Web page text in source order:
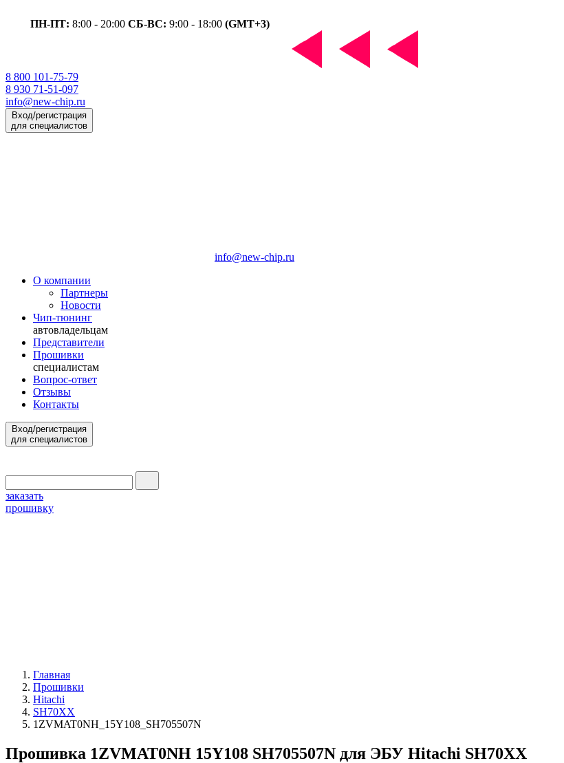
ПН-ПТ: 8:00 - 20:00 СБ-ВС: 9:00 - 18:00 (GMT+3)
8 800 101-75-79
8 930 71-51-097
info@new-chip.ru
Вход/регистрация
для специалистов
info@new-chip.ru
О компании
Партнеры
Новости
Чип-тюнинг
автовладельцам
Представители
Прошивки
специалистам
Вопрос-ответ
Отзывы
Контакты
Вход/регистрация
для специалистов
заказать
прошивку
Главная
Прошивки
Hitachi
SH70XX
1ZVMAT0NH_15Y108_SH705507N
Прошивка 1ZVMAT0NH 15Y108 SH705507N для ЭБУ Hitachi SH70XX